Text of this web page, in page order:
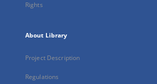
Rights
About Library
Project Description
Regulations